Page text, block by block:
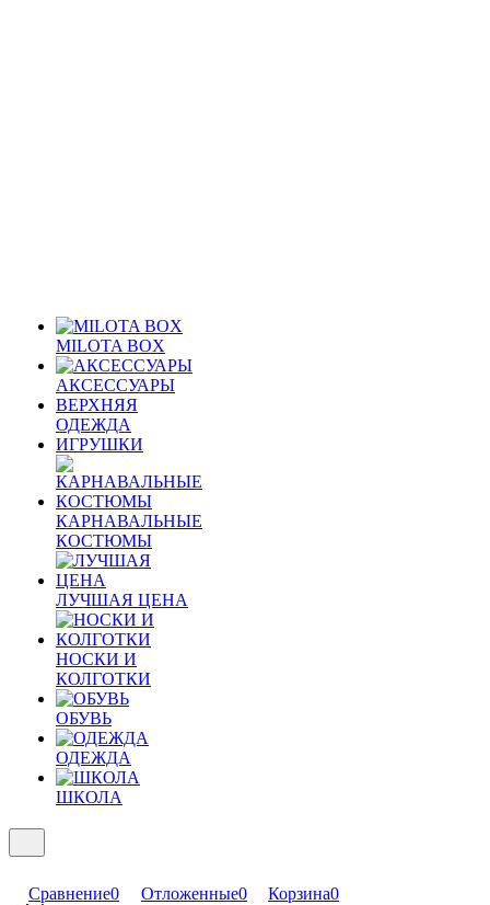
MILOTA BOX
АКСЕССУАРЫ
ВЕРХНЯЯ
ОДЕЖДА
ИГРУШКИ
КАРНАВАЛЬНЫЕ
КОСТЮМЫ
ЛУЧШАЯ ЦЕНА
НОСКИ И
КОЛГОТКИ
ОБУВЬ
ОДЕЖДА
ШКОЛА
Сравнение0 Отложенные0 Корзина0